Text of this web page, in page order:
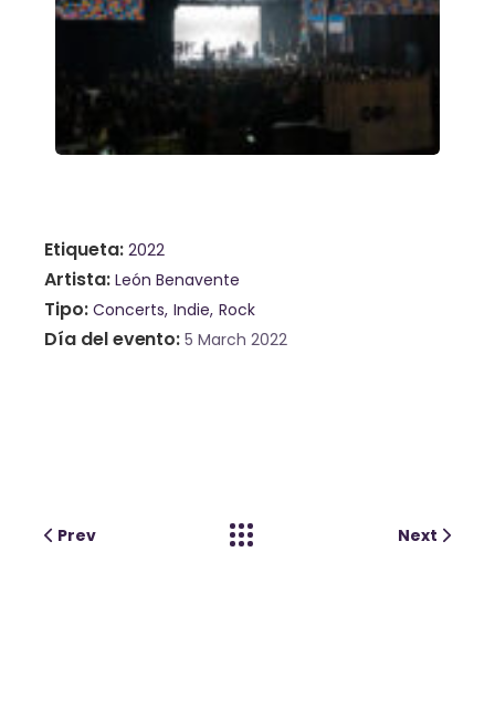
Etiqueta 2022
Artista León Benavente
Tipo Concerts Indie Rock
Día del evento 5 March 2022
Prev Next